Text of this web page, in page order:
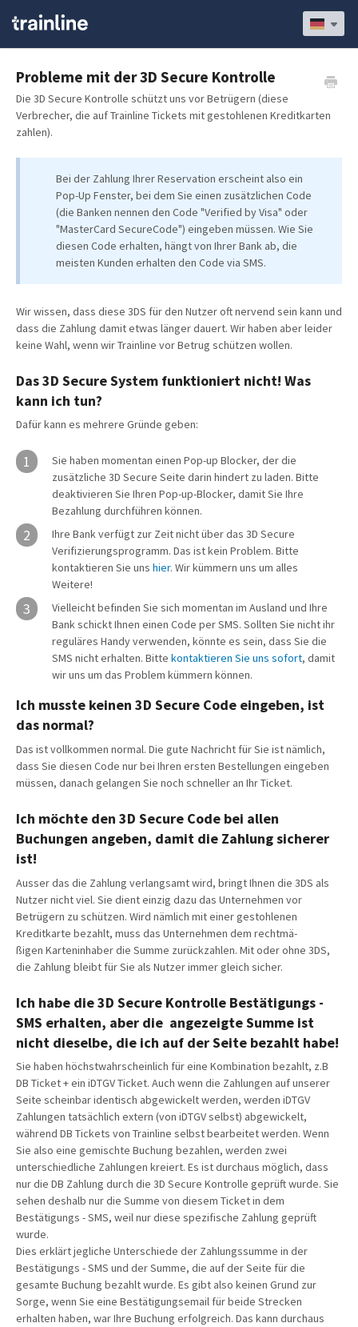
Probleme mit der 3D Secure Kontrolle
Die 3D Secure Kontrolle schützt uns vor Betrügern (diese
Verbrecher, die auf Trainline Tickets mit gestohlenen Kreditkarten
zahlen).
Bei der Zahlung Ihrer Reservation erscheint also ein
Pop-Up Fenster, bei dem Sie einen zusätzlichen Code
(die Banken nennen den Code "Verified by Visa" oder
"MasterCard SecureCode") eingeben müssen. Wie Sie
diesen Code erhalten, hängt von Ihrer Bank ab, die
meisten Kunden erhalten den Code via SMS.
Wir wissen, dass diese 3DS für den Nutzer oft nervend sein kann und
dass die Zahlung damit etwas länger dauert. Wir haben aber leider
keine Wahl, wenn wir Trainline vor Betrug schützen wollen.
Das 3D Secure System funktioniert nicht! Was
kann ich tun?
Dafür kann es mehrere Gründe geben:
1
Sie haben momentan einen Pop-up Blocker, der die
zusätzliche 3D Secure Seite darin hindert zu laden. Bitte
deaktivieren Sie Ihren Pop-up-Blocker, damit Sie Ihre
Bezahlung durchführen können.
2
Ihre Bank verfügt zur Zeit nicht über das 3D Secure
Verifizierungsprogramm. Das ist kein Problem. Bitte
kontaktieren Sie uns hier. Wir kümmern uns um alles
Weitere!
3
Vielleicht befinden Sie sich momentan im Ausland und Ihre
Bank schickt Ihnen einen Code per SMS. Sollten Sie nicht ihr
reguläres Handy verwenden, könnte es sein, dass Sie die
SMS nicht erhalten. Bitte kontaktieren Sie uns sofort, damit
wir uns um das Problem kümmern können.
Ich musste keinen 3D Secure Code eingeben, ist
das normal?
Das ist vollkommen normal. Die gute Nachricht für Sie ist nämlich,
dass Sie diesen Code nur bei Ihren ersten Bestellungen eingeben
müssen, danach gelangen Sie noch schneller an Ihr Ticket.
Ich möchte den 3D Secure Code bei allen
Buchungen angeben, damit die Zahlung sicherer
ist!
Ausser das die Zahlung verlangsamt wird, bringt Ihnen die 3DS als
Nutzer nicht viel. Sie dient einzig dazu das Unternehmen vor
Betrügern zu schützen. Wird nämlich mit einer gestohlenen
Kreditkarte bezahlt, muss das Unternehmen dem recht­mä­
ßigen Karteninhaber die Summe zurückzahlen. Mit oder ohne 3DS,
die Zahlung bleibt für Sie als Nutzer immer gleich sicher.
Ich habe die 3D Secure Kontrolle Bestätigungs -
SMS erhalten, aber die angezeigte Summe ist
nicht dieselbe, die ich auf der Seite bezahlt habe!
Sie haben höchstwahrscheinlich für eine Kombination bezahlt, z.B
DB Ticket + ein iDTGV Ticket. Auch wenn die Zahlungen auf unserer
Seite scheinbar identisch abgewickelt werden, werden iDTGV
Zahlungen tatsächlich extern (von iDTGV selbst) abgewickelt,
während DB Tickets von Trainline selbst bearbeitet werden. Wenn
Sie also eine gemischte Buchung bezahlen, werden zwei
unterschiedliche Zahlungen kreiert. Es ist durchaus möglich, dass
nur die DB Zahlung durch die 3D Secure Kontrolle geprüft wurde. Sie
sehen deshalb nur die Summe von diesem Ticket in dem
Bestätigungs - SMS, weil nur diese spezifische Zahlung geprüft
wurde.
Dies erklärt jegliche Unterschiede der Zahlungssumme in der
Bestätigungs - SMS und der Summe, die auf der Seite für die
gesamte Buchung bezahlt wurde. Es gibt also keinen Grund zur
Sorge, wenn Sie eine Bestätigungsemail für beide Strecken
erhalten haben, war Ihre Buchung erfolgreich. Das kann durchaus